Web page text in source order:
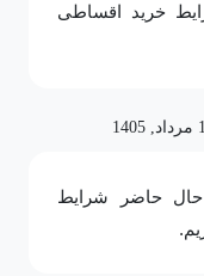
خرید اقساطی
حاضر شرایط